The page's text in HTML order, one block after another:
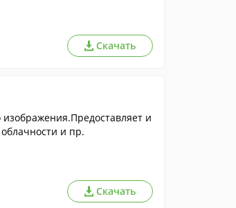
Скачать
и
и пр.
Скачать